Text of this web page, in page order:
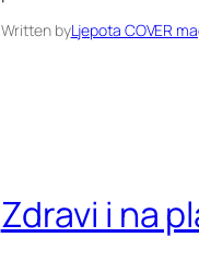
Written byLjepota COVER
Zdravi i na